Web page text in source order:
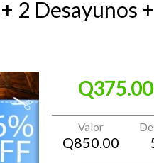
2 Desayunos
Q375.00
Valor
Q850.00